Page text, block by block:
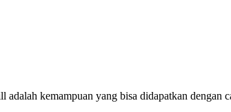
kemampuan yang bisa didapatkan dengan